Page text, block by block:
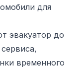
для
эвакуатор до
временного